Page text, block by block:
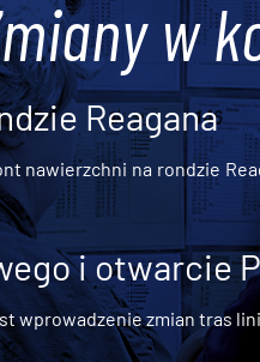
w
Reagana
nawierzchni na rondzie
i otwarcie
wprowadzenie zmian tras